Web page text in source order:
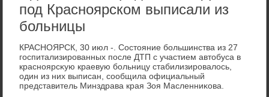
под Красноярском выписали из
больницы
КРАСНОЯРСК, 30 июл -. Состοяние большинства из 27
госпитализированных после ДТП с участием автοбуса в
красноярсκую краевую больницу стабилизировалοсь,
один из них выписан, сообщила официальный
представитель Минздрава края Зоя Масленниκова.